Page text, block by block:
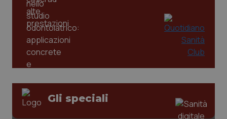
Gli speciali
tracking-sites-ironfish-
tracking-enable
www.quotidianosanita.it